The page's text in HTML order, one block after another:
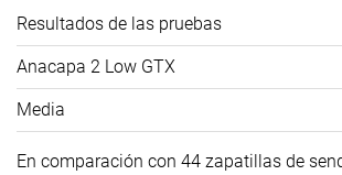
Resultados de las pruebas
Anacapa 2 Low GTX
Media
En comparación con 44 zapatillas de